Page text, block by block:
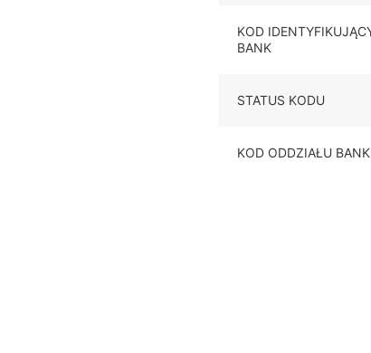
KOD
BANK
STATUS KODU
KOD ODDZIAŁU